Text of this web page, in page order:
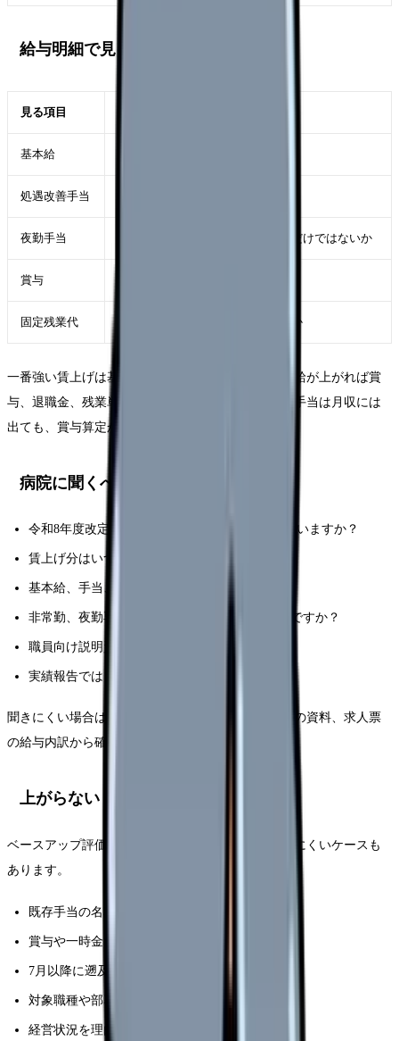
給与明細で見る順番
見る項目
基本給
処遇改善手当
夜勤手当 夜勤回数増で総額が上がっているだけではないか
賞与
固定残業代 月給増に見えて残業代込みでないか
一番強い賃上げは基本給に反映される形です。基本給が上がれば賞
与、退職金、残業単価にも影響します。一方で、別手当は月収には
出ても、賞与算定から外れることがあります。
病院に聞くべきこと
令和8年度改定のベースアップ評価料を届け出ていますか？
賃上げ分はいつの給与から反映されますか？
基本給、手当、賞与のどこに反映されますか？
非常勤、夜勤専従、外来、訪問看護部門も対象ですか？
職員向け説明資料はありますか？
実績報告ではどの職種に配分しますか？
聞きにくい場合は、労働組合、人事説明会、看護部の資料、求人票
の給与内訳から確認します。
上がらない・分かりにくいケース
ベースアップ評価料があるのに、給与明細で分かりにくいケースも
あります。
既存手当の名称を変えただけ
賞与や一時金でまとめて支給する
7月以降に遡及支給する
対象職種や部署を限定している
経営状況を理由に配分が小さい